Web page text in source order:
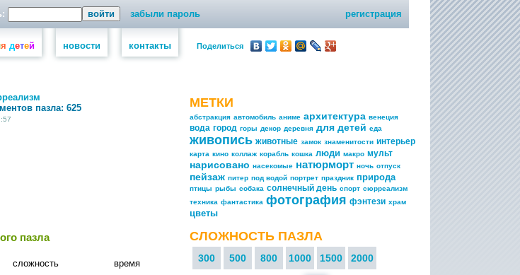
забыли пароль регистрация
я детей новости контакты Поделиться
пазла: 625
пазла
сложность время
МЕТКИ
абстракция автомобиль аниме архитектура венеция
вода город горы декор деревня для детей еда
живопись животные замок знаменитости интерьер
карта кино коллаж корабль кошка люди макро мульт
нарисовано насекомые натюрморт ночь отпуск
пейзаж питер под водой портрет праздник природа
птицы рыбы собака солнечный день спорт сюрреализм
техника фантастика фотография фэнтези храм
цветы
СЛОЖНОСТЬ ПАЗЛА
300 500 800 1000 1500 2000